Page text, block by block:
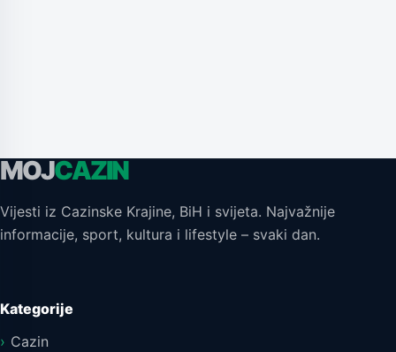
MOJCAZIN
Vijesti iz Cazinske Krajine, BiH i svijeta. Najvažnije
informacije, sport, kultura i lifestyle – svaki dan.
Kategorije
Cazin